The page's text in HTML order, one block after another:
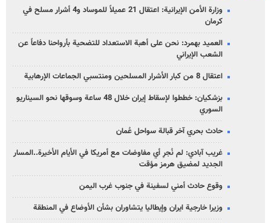
وزارة الأمن الإيرانية: اعتقال 21 عميلاً للموساد و4 أشرار مسلح في
كرمان
العميد بهمرد: نحن على أهبة الاستعداد للتضحية بأرواحنا دفاعاً عن
الشعب الإيراني
اعتقال 8 من كبار الأشرار المسلحين ومنتسبي الجماعات الإرهابية
بزشكيان: خططوا لإسقاط إيران خلال 48 ساعة وسوقها نحو السيناريو
السوري
حادث بحري آخر قبالة سواحل عُمان
غريب آبادي: لم نُجرِ أي مفاوضات مع أمريكا في الأيام الأخيرة..المسار
الجديد لمضيق هرمز مؤقت
وقوع حادث أمني لسفينة في جنوب غرب اليمن
وزيرا خارجية ايران وإيطاليا يتشاوران بشأن الأوضاع في المنطقة